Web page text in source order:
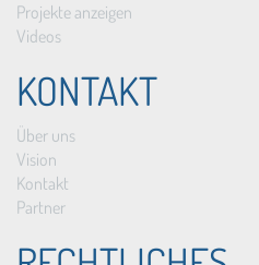
Projekte anzeigen
Videos
KONTAKT
Über uns
Vision
Kontakt
Partner